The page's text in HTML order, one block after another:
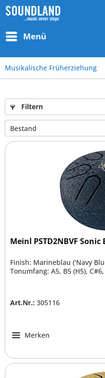
Menü
Musikalische Früherziehung
Filtern
Meinl PSTD2NBVF
Finish: Marineblau ('Navy
Tonumfang: A5, B5 (H5),
Art.Nr.: 305116
Merken